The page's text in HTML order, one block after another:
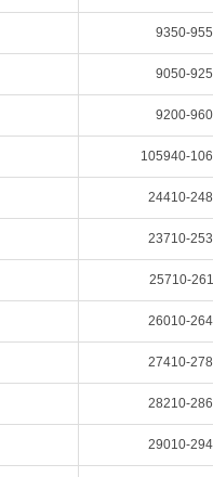
9350-
9050-
9200-
105940-
24410-
23710-
25710-
26010-
27410-
28210-
29010-